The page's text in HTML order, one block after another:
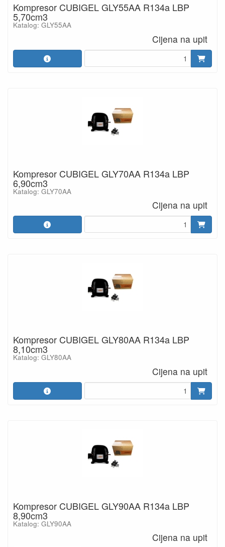
Kompresor CUBIGEL GLY55AA R134a LBP
5,70cm3
Katalog: GLY55AA
Cijena na upit
Kompresor CUBIGEL GLY70AA R134a LBP
6,90cm3
Katalog: GLY70AA
Cijena na upit
Kompresor CUBIGEL GLY80AA R134a LBP
8,10cm3
Katalog: GLY80AA
Cijena na upit
Kompresor CUBIGEL GLY90AA R134a LBP
8,90cm3
Katalog: GLY90AA
Cijena na upit